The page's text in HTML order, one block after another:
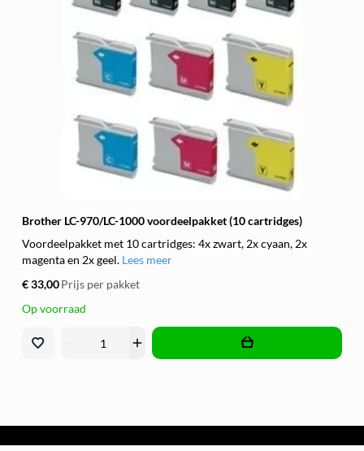
Brother LC-970/LC-1000 voordeelpakket (10 cartridges)
Voordeelpakket met 10 cartridges: 4x zwart, 2x cyaan, 2x
magenta en 2x geel. Lees meer
€ 33,00Prijs per pakket
Op voorraad
add